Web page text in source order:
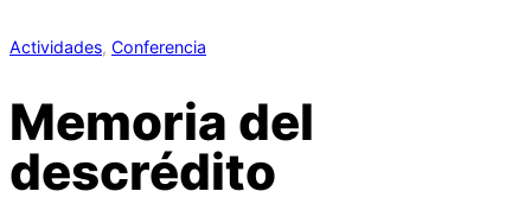
Actividades, Conferencia
Memoria del
descrédito